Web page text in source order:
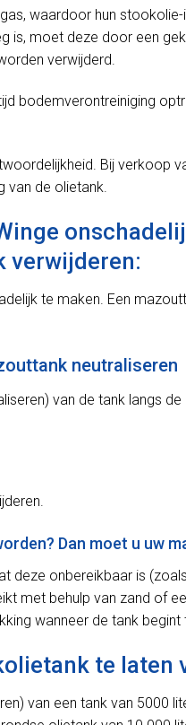
waardoor hun stookolie-
is, moet deze door een
verwijderd.
bodemverontreiniging
Bij verkoop
van de olietank.
verwijderen:
te maken. Een
neutraliseren
van de tank langs de
Dan moet u uw
deze onbereikbaar is
met behulp van zand of
wanneer de tank begint
te laten
van een tank van 5000